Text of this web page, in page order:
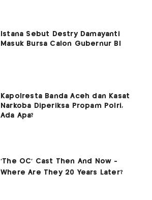
Istana Sebut Destry Damayanti
Masuk Bursa Calon Gubernur BI
Kapolresta Banda Aceh dan Kasat
Narkoba Diperiksa Propam Polri,
Ada Apa?